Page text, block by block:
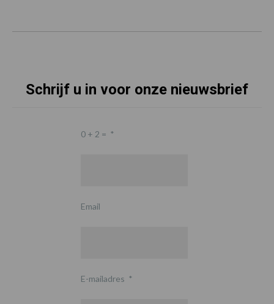
Schrijf u in voor onze nieuwsbrief
0 + 2 = *
Email
E-mailadres *